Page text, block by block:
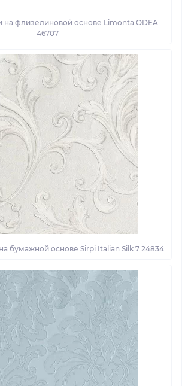
флизелиновой основе Limonta ODEA
46707
бумажной основе Sirpi Italian Silk 7 24834